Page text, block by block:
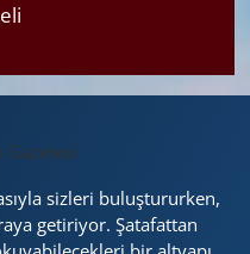
sizleri buluştururken,
getiriyor. Şatafattan